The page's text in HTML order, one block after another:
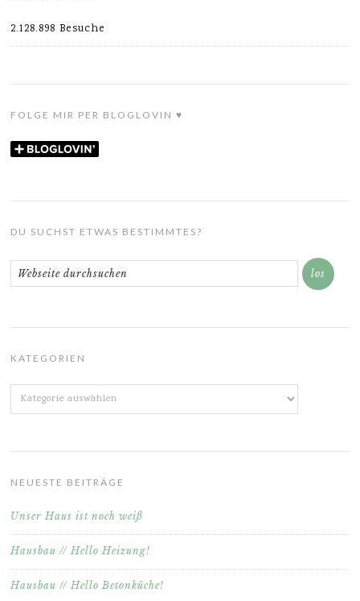
2.128.898 Besuche
FOLGE MIR PER BLOGLOVIN ♥
DU SUCHST ETWAS BESTIMMTES?
KATEGORIEN
Kategorien
NEUESTE BEITRÄGE
Unser Haus ist noch weiß
Hausbau // Hello Heizung!
Hausbau // Hello Betonküche!